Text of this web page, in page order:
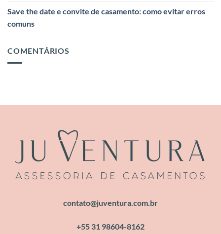
Save the date e convite de casamento: como evitar erros
comuns
COMENTÁRIOS
contato@juventura.com.br
+55 31 98604-8162